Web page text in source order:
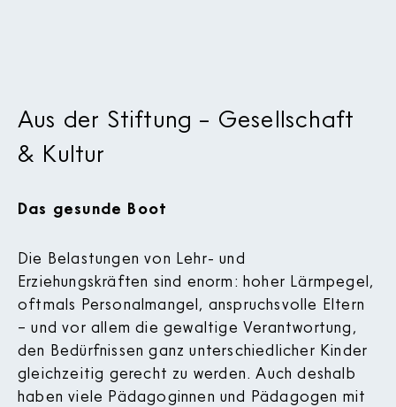
Aus der Stiftung – Gesellschaft
& Kultur
Das gesunde Boot
Die Belastungen von Lehr- und
Erziehungskräften sind enorm: hoher Lärmpegel,
oftmals Personalmangel, anspruchsvolle Eltern
– und vor allem die gewaltige Verantwortung,
den Bedürfnissen ganz unterschiedlicher Kinder
gleichzeitig gerecht zu werden. Auch deshalb
haben viele Pädagoginnen und Pädagogen mit